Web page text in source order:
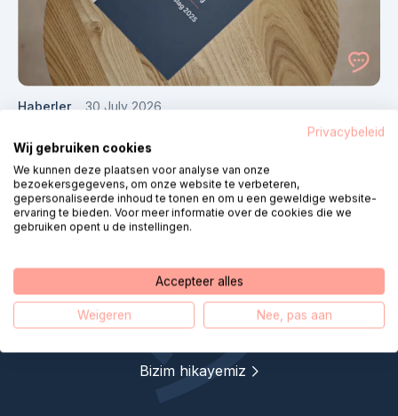
Haberler 30 July 2026
Terugblik op een jaar vol impact: ons
jaarverslag 2025 staat online
Yardım Masası Dijital Bakım,
uzaktan bakımı daha da
yakınlaştırıyor
Bizim hikayemiz
Privacybeleid
Wij gebruiken cookies
We kunnen deze plaatsen voor analyse van onze
bezoekersgegevens, om onze website te verbeteren,
gepersonaliseerde inhoud te tonen en om u een geweldige website-
ervaring te bieden. Voor meer informatie over de cookies die we
gebruiken opent u de instellingen.
Accepteer alles
Weigeren Nee, pas aan